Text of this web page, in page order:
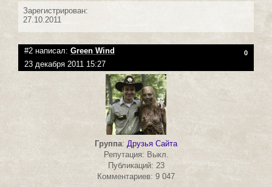
Зарегистрирован:
27.10.2011
#2 написал: Green Wind 0
23 декабря 2011 15:27
Группа: Друзья Сайта
Репутация: Выкл.
Публикаций: 23
Комментариев: 9 047